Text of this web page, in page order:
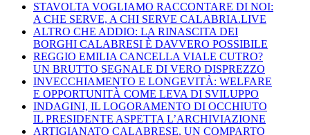
STAVOLTA VOGLIAMO RACCONTARE DI NOI:
A CHE SERVE, A CHI SERVE CALABRIA.LIVE
ALTRO CHE ADDIO: LA RINASCITA DEI
BORGHI CALABRESI È DAVVERO POSSIBILE
REGGIO EMILIA CANCELLA VIALE CUTRO?
UN BRUTTO SEGNALE DI VERO DISPREZZO
INVECCHIAMENTO E LONGEVITÀ: WELFARE
E OPPORTUNITÀ COME LEVA DI SVILUPPO
INDAGINI, IL LOGORAMENTO DI OCCHIUTO
IL PRESIDENTE ASPETTA L’ARCHIVIAZIONE
ARTIGIANATO CALABRESE, UN COMPARTO